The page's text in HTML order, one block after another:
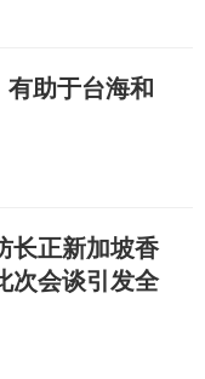
有助于台海和
长正新加坡香
次会谈引发全